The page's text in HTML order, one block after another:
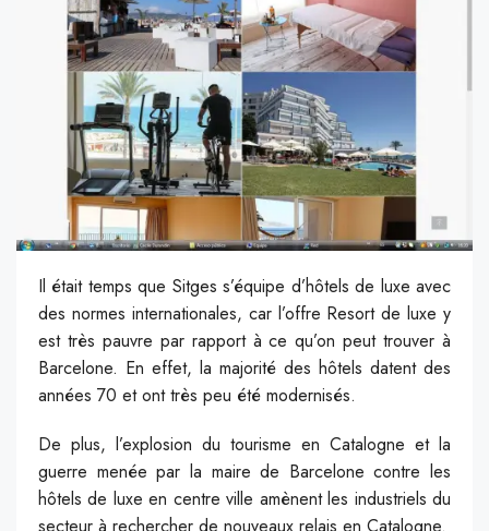
Il était temps que Sitges s’équipe d’hôtels de luxe avec
des normes internationales, car l’offre Resort de luxe y
est très pauvre par rapport à ce qu’on peut trouver à
Barcelone. En effet, la majorité des hôtels datent des
années 70 et ont très peu été modernisés.
De plus, l’explosion du tourisme en Catalogne et la
guerre menée par la maire de Barcelone contre les
hôtels de luxe en centre ville amènent les industriels du
secteur à rechercher de nouveaux relais en Catalogne.